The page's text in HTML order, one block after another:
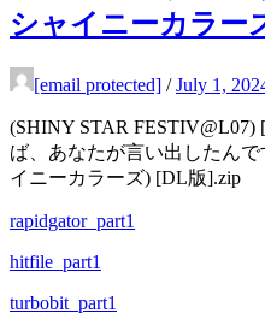
シャイニーカラー
[email protected] / July 1,
(SHINY STAR FESTIV@L07)
ば、あなたが言い出したん
イニーカラーズ) [DL版].zip
rapidgator_part1
hitfile_part1
turbobit_part1